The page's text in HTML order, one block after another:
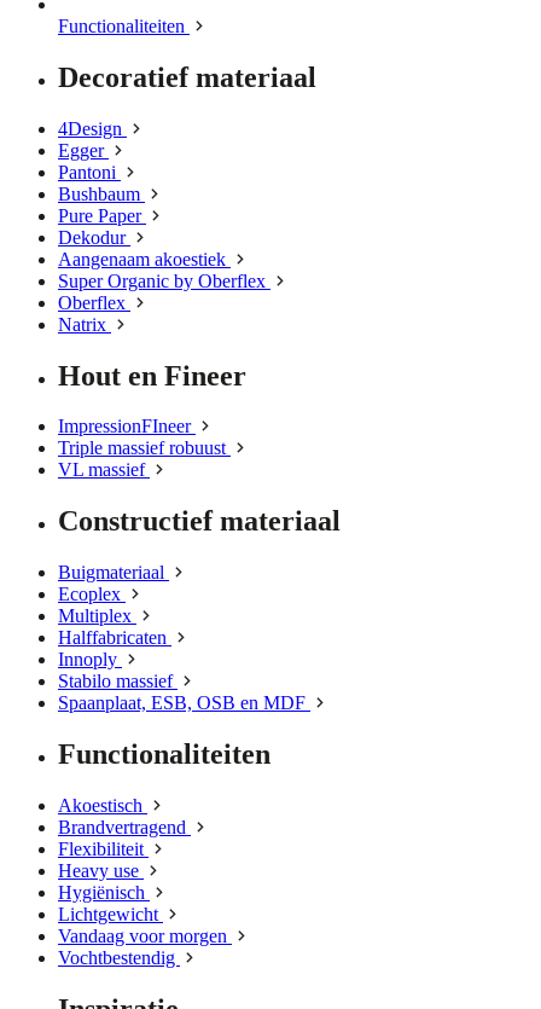
Functionaliteiten
Decoratief materiaal
4Design
Egger
Pantoni
Bushbaum
Pure Paper
Dekodur
Aangenaam akoestiek
Super Organic by Oberflex
Oberflex
Natrix
Hout en Fineer
ImpressionFIneer
Triple massief robuust
VL massief
Constructief materiaal
Buigmateriaal
Ecoplex
Multiplex
Halffabricaten
Innoply
Stabilo massief
Spaanplaat, ESB, OSB en MDF
Functionaliteiten
Akoestisch
Brandvertragend
Flexibiliteit
Heavy use
Hygiënisch
Lichtgewicht
Vandaag voor morgen
Vochtbestendig